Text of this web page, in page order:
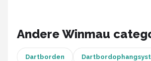
Red Dragon
Alle merken →
Andere Winmau
Dartborden